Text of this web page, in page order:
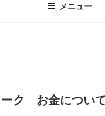
メニュー
ク お金につい